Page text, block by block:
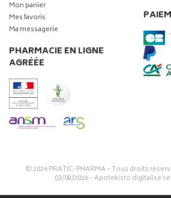
Mon panier
Mes favoris
Ma messagerie
PHARMACIE EN LIGNE
AGRÉÉE
© 2026PRATIC-PHARMA– Tous droits
03/08/2026 –Apotekisto digitalise